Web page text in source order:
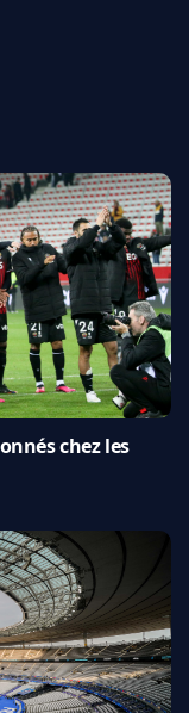
chez les